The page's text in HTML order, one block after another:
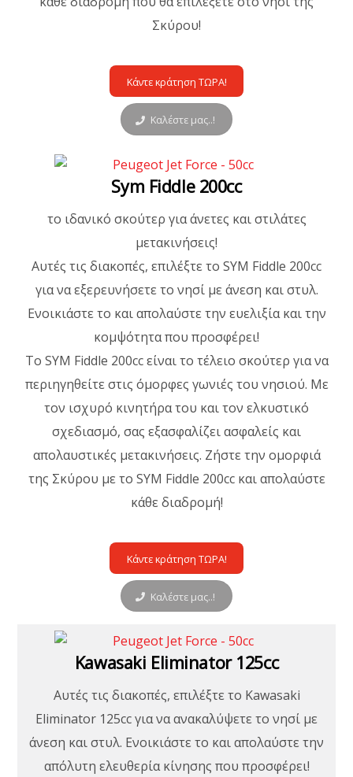
Σκύρου!
Κάντε κράτηση ΤΩΡΑ!
Καλέστε μας..!
Sym Fiddle 200cc
το ιδανικό σκούτερ για άνετες και στιλάτες
μετακινήσεις!
Αυτές τις διακοπές, επιλέξτε το SYM Fiddle 200cc
για να εξερευνήσετε το νησί με άνεση και στυλ.
Ενοικιάστε το και απολαύστε την ευελιξία και την
κομψότητα που προσφέρει!
Το SYM Fiddle 200cc είναι το τέλειο σκούτερ για να
περιηγηθείτε στις όμορφες γωνιές του νησιού. Με
τον ισχυρό κινητήρα του και τον ελκυστικό
σχεδιασμό, σας εξασφαλίζει ασφαλείς και
απολαυστικές μετακινήσεις. Ζήστε την ομορφιά
της Σκύρου με το SYM Fiddle 200cc και απολαύστε
κάθε διαδρομή!
Κάντε κράτηση ΤΩΡΑ!
Καλέστε μας..!
Kawasaki Eliminator 125cc
Αυτές τις διακοπές, επιλέξτε το Kawasaki
Eliminator 125cc για να ανακαλύψετε το νησί με
άνεση και στυλ. Ενοικιάστε το και απολαύστε την
απόλυτη ελευθερία κίνησης που προσφέρει!